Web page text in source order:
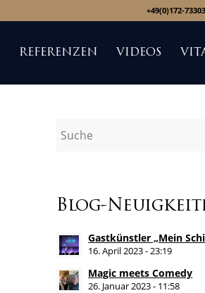
+49(0)172-
REFERENZEN VIDEOS
Blog-
Gastkünstler „Mein
16. April 2023 - 23:19
Magic meets Comedy
26. Januar 2023 - 11:58